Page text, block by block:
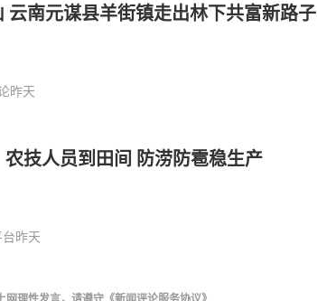
云南元谋县羊街镇走出林下共富新路子
昨天
技人员到田间 防涝防雹稳生产
昨天